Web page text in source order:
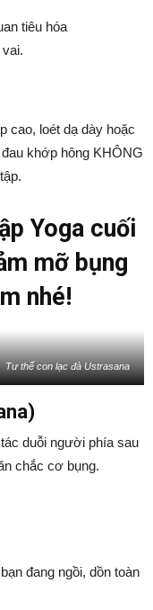
tiêu hóa
cao, loét dạ dày hoặc
khớp hông KHÔNG
Yoga cuối
mỡ bụng
nhé!
Tư thế con lạc đà Ustrasana
duỗi người phía sau
chắc cơ bụng.
đang ngồi, dồn toàn